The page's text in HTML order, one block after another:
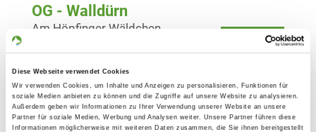
Diese Webseite verwendet Cookies
Wir verwenden Cookies, um Inhalte und Anzeigen zu personalisieren, Funktionen für
soziale Medien anbieten zu können und die Zugriffe auf unsere Website zu analysieren.
Außerdem geben wir Informationen zu Ihrer Verwendung unserer Website an unsere
Partner für soziale Medien, Werbung und Analysen weiter. Unsere Partner führen diese
Informationen möglicherweise mit weiteren Daten zusammen, die Sie ihnen bereitgestellt
OG - Walldürn
Details
Am Höpfinger Wäldchen
OG - Wertheim/Main
Details
Neue Vockenroter Steige 111
Wertheim - Wartberg